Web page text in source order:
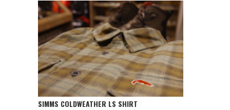
SIMMS COLDWEATHER LS SHIRT